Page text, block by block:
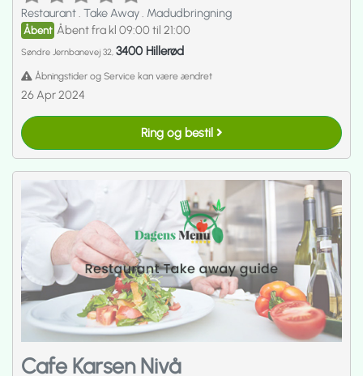
Restaurant. Take Away. Madudbringning
Åbent Åbent fra kl 09:00 til 21:00
Søndre Jernbanevej 32, 3400 Hillerød
Åbningstider og Service kan være ændret
26 Apr 2024
Ring og bestil
Cafe Karsen Nivå